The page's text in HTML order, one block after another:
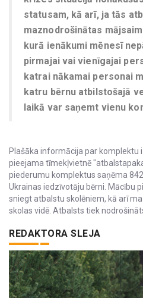
statusam, kā arī, ja tās
maznodrošinātas
kurā ienākumi mēnesī
pirmajai vai vienīgajai
katrai nākamai personai
katru bērnu atbilstošajā
laikā var saņemt vienu
Plašāka informācija par komplektu
pieejama tīmekļvietnē
piederumu komplektus saņēma
Ukrainas iedzīvotāju bērni. Mācību
sniegt atbalstu skolēniem, kā arī
skolas vidē. Atbalsts tiek
REDAKTORA SLEJA